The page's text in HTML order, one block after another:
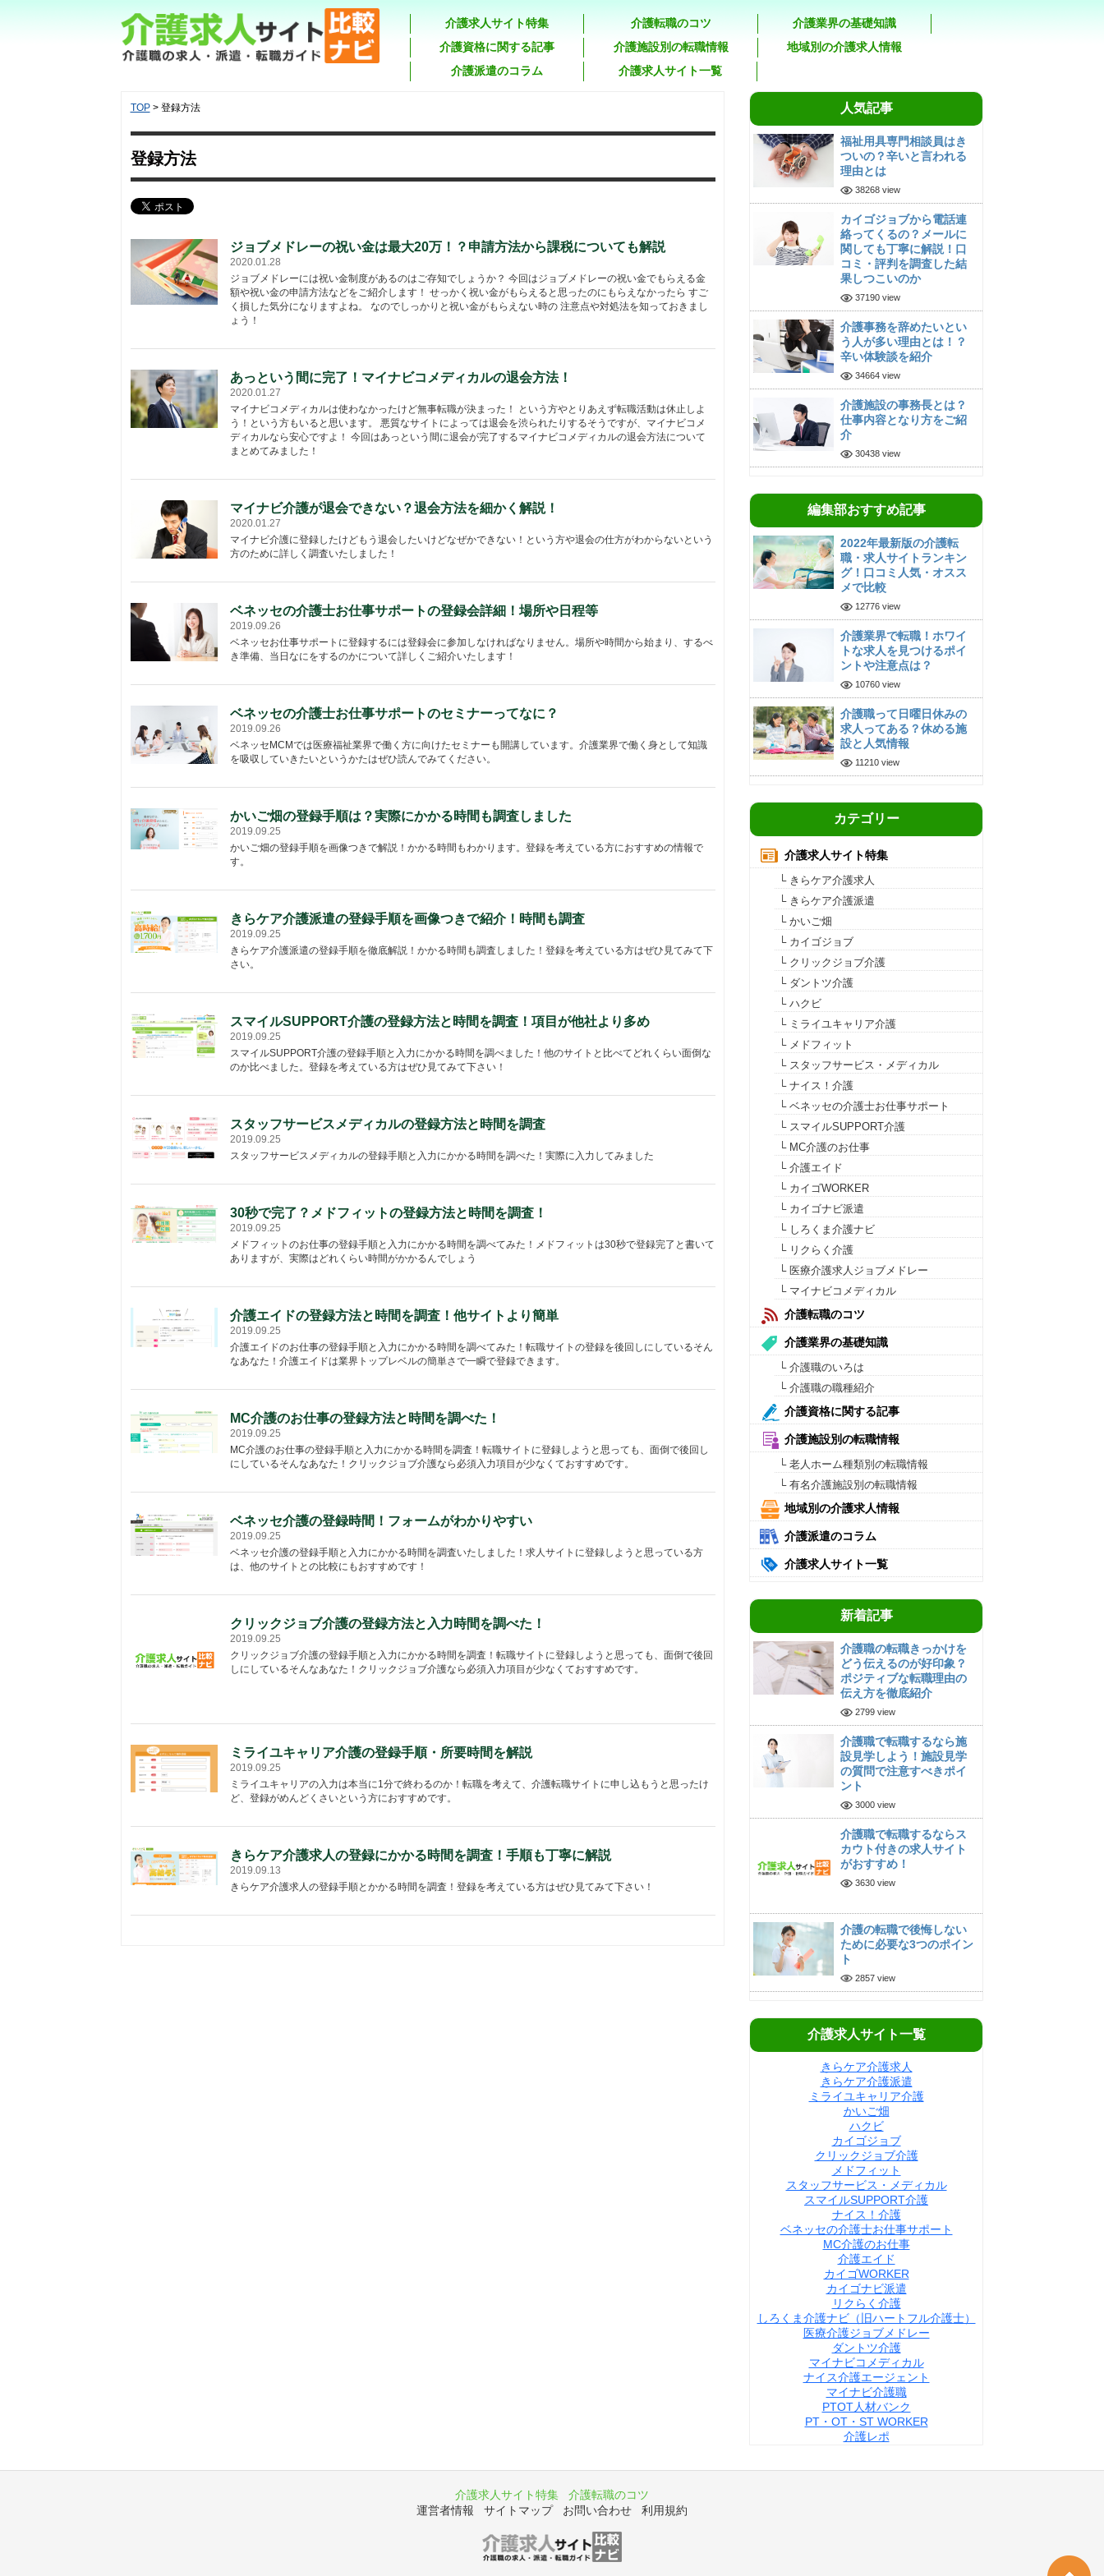
介護求人サイト特集 介護転職のコツ
介護業界の基礎知識
介護資格に関する記事
介護施設別の転職情報
地域別の介護求人情報
介護派遣のコラム
介護求人サイト一覧
TOP> 登録方法
登録方法
ジョブメドレーの祝い金は最大20万！？申請方法から課税についても解説
2020.01.28
ジョブメドレーには祝い金制度があるのはご存知でしょうか？ 今回はジョブメドレーの祝い金でもらえる金
額や祝い金の申請方法などをご紹介します！ せっかく祝い金がもらえると思ったのにもらえなかったら すご
く損した気分になりますよね。 なのでしっかりと祝い金がもらえない時の 注意点や対処法を知っておきまし
ょう！
あっという間に完了！マイナビコメディカルの退会方法！
2020.01.27
マイナビコメディカルは使わなかったけど無事転職が決まった！ という方やとりあえず転職活動は休止しよ
う！という方もいると思います。 悪質なサイトによっては退会を渋られたりするそうですが、マイナビコメ
ディカルなら安心ですよ！ 今回はあっという間に退会が完了するマイナビコメディカルの退会方法について
まとめてみました！
マイナビ介護が退会できない？退会方法を細かく解説！
2020.01.27
マイナビ介護に登録したけどもう退会したいけどなぜかできない！という方や退会の仕方がわからないという
方のために詳しく調査いたしました！
ベネッセの介護士お仕事サポートの登録会詳細！場所や日程等
2019.09.26
ベネッセお仕事サポートに登録するには登録会に参加しなければなりません。場所や時間から始まり、するべ
き準備、当日なにをするのかについて詳しくご紹介いたします！
ベネッセの介護士お仕事サポートのセミナーってなに？
2019.09.26
ベネッセMCMでは医療福祉業界で働く方に向けたセミナーも開講しています。介護業界で働く身として知識
を吸収していきたいというかたはぜひ読んでみてください。
かいご畑の登録手順は？実際にかかる時間も調査しました
2019.09.25
かいご畑の登録手順を画像つきで解説！かかる時間もわかります。登録を考えている方におすすめの情報で
す。
きらケア介護派遣の登録手順を画像つきで紹介！時間も調査
2019.09.25
きらケア介護派遣の登録手順を徹底解説！かかる時間も調査しました！登録を考えている方はぜひ見てみて下
さい。
スマイルSUPPORT介護の登録方法と時間を調査！項目が他社より多め
2019.09.25
スマイルSUPPORT介護の登録手順と入力にかかる時間を調べました！他のサイトと比べてどれくらい面倒な
のか比べました。登録を考えている方はぜひ見てみて下さい！
スタッフサービスメディカルの登録方法と時間を調査
2019.09.25
スタッフサービスメディカルの登録手順と入力にかかる時間を調べた！実際に入力してみました
30秒で完了？メドフィットの登録方法と時間を調査！
2019.09.25
メドフィットのお仕事の登録手順と入力にかかる時間を調べてみた！メドフィットは30秒で登録完了と書いて
ありますが、実際はどれくらい時間がかかるんでしょう
介護エイドの登録方法と時間を調査！他サイトより簡単
2019.09.25
介護エイドのお仕事の登録手順と入力にかかる時間を調べてみた！転職サイトの登録を後回しにしているそん
なあなた！介護エイドは業界トップレベルの簡単さで一瞬で登録できます。
MC介護のお仕事の登録方法と時間を調べた！
2019.09.25
MC介護のお仕事の登録手順と入力にかかる時間を調査！転職サイトに登録しようと思っても、面倒で後回し
にしているそんなあなた！クリックジョブ介護なら必須入力項目が少なくておすすめです。
ベネッセ介護の登録時間！フォームがわかりやすい
2019.09.25
ベネッセ介護の登録手順と入力にかかる時間を調査いたしました！求人サイトに登録しようと思っている方
は、他のサイトとの比較にもおすすめです！
クリックジョブ介護の登録方法と入力時間を調べた！
2019.09.25
クリックジョブ介護の登録手順と入力にかかる時間を調査！転職サイトに登録しようと思っても、面倒で後回
しにしているそんなあなた！クリックジョブ介護なら必須入力項目が少なくておすすめです。
ミライユキャリア介護の登録手順・所要時間を解説
2019.09.25
ミライユキャリアの入力は本当に1分で終わるのか！転職を考えて、介護転職サイトに申し込もうと思ったけ
ど、登録がめんどくさいという方におすすめです。
きらケア介護求人の登録にかかる時間を調査！手順も丁寧に解説
2019.09.13
きらケア介護求人の登録手順とかかる時間を調査！登録を考えている方はぜひ見てみて下さい！
人気記事
福祉用具専門相談員はき
ついの？辛いと言われる
理由とは
38268 view
カイゴジョブから電話連
絡ってくるの？メールに
関しても丁寧に解説！口
コミ・評判を調査した結
果しつこいのか
37190 view
介護事務を辞めたいとい
う人が多い理由とは！？
辛い体験談を紹介
34664 view
介護施設の事務長とは？
仕事内容となり方をご紹
介
30438 view
編集部おすすめ記事
2022年最新版の介護転
職・求人サイトランキン
グ！口コミ人気・オスス
メで比較
12776 view
介護業界で転職！ホワイ
トな求人を見つけるポイ
ントや注意点は？
10760 view
介護職って日曜日休みの
求人ってある？休める施
設と人気情報
11210 view
カテゴリー
介護求人サイト特集
└ きらケア介護求人
└ きらケア介護派遣
└ かいご畑
└ カイゴジョブ
└ クリックジョブ介護
└ ダントツ介護
└ ハクビ
└ ミライユキャリア介護
└ メドフィット
└ スタッフサービス・メディカル
└ ナイス！介護
└ ベネッセの介護士お仕事サポート
└ スマイルSUPPORT介護
└ MC介護のお仕事
└ 介護エイド
└ カイゴWORKER
└ カイゴナビ派遣
└ しろくま介護ナビ
└ リクらく介護
└ 医療介護求人ジョブメドレー
└ マイナビコメディカル
介護転職のコツ
介護業界の基礎知識
└ 介護職のいろは
└ 介護職の職種紹介
介護資格に関する記事
介護施設別の転職情報
└ 老人ホーム種類別の転職情報
└ 有名介護施設別の転職情報
地域別の介護求人情報
介護派遣のコラム
介護求人サイト一覧
新着記事
介護職の転職きっかけを
どう伝えるのが好印象？
ポジティブな転職理由の
伝え方を徹底紹介
2799 view
介護職で転職するなら施
設見学しよう！施設見学
の質問で注意すべきポイ
ント
3000 view
介護職で転職するならス
カウト付きの求人サイト
がおすすめ！
3630 view
介護の転職で後悔しない
ために必要な3つのポイン
ト
2857 view
介護求人サイト一覧
きらケア介護求人
きらケア介護派遣
ミライユキャリア介護
かいご畑
ハクビ
カイゴジョブ
クリックジョブ介護
メドフィット
スタッフサービス・メディカル
スマイルSUPPORT介護
ナイス！介護
ベネッセの介護士お仕事サポート
MC介護のお仕事
介護エイド
カイゴWORKER
カイゴナビ派遣
リクらく介護
しろくま介護ナビ（旧ハートフル介護士）
医療介護ジョブメドレー
ダントツ介護
マイナビコメディカル
ナイス介護エージェント
マイナビ介護職
PTOT人材バンク
PT・OT・ST WORKER
介護レポ
介護求人サイト特集
介護転職のコツ
運営者情報
サイトマップ お問い合わせ 利用規約